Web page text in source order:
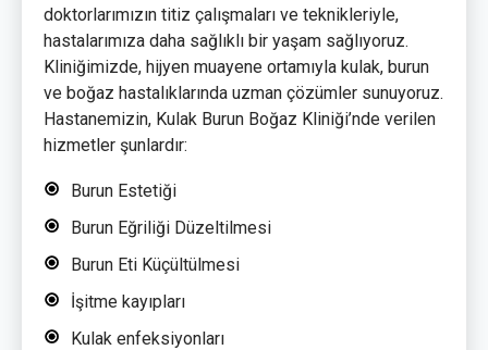
doktorlarımızın titiz çalışmaları ve teknikleriyle,
hastalarımıza daha sağlıklı bir yaşam sağlıyoruz.
Kliniğimizde, hijyen muayene ortamıyla kulak, burun
ve boğaz hastalıklarında uzman çözümler sunuyoruz.
Hastanemizin, Kulak Burun Boğaz Kliniği’nde verilen
hizmetler şunlardır:
Burun Estetiği
Burun Eğriliği Düzeltilmesi
Burun Eti Küçültülmesi
İşitme kayıpları
Kulak enfeksiyonları